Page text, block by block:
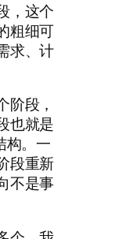
，这个
粗细可
求、计
阶段，
也就是
构。一
段重新
不是事